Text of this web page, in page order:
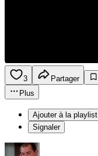
3 Partager
Plus
Ajouter à la playlist
Signaler